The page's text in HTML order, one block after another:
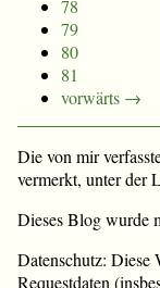
78
79
80
81
vorwärts →
Die von mir
vermerkt, unter der
Dieses Blog wurde
Datenschutz: Diese
Requestdaten